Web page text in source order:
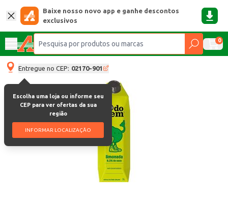
Baixe nosso novo app e ganhe descontos
exclusivos
0
Entregue no CEP: 02170-901
Escolha uma loja ou informe seu
CEP para ver ofertas da sua
região
INFORMAR LOCALIZAÇÃO